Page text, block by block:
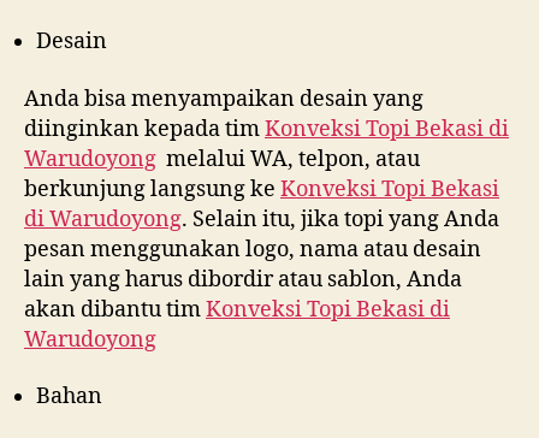
Desain
Anda bisa menyampaikan desain yang
diinginkan kepada timKonveksi Topi Bekasi di
Warudoyong melalui WA, telpon, atau
berkunjung langsung ke Konveksi Topi Bekasi
diWarudoyong. Selain itu, jika topi yang Anda
pesan menggunakan logo, nama atau desain
lain yang harus dibordir atau sablon, Anda
akan dibantu timKonveksi Topi Bekasi di
Warudoyong
Bahan